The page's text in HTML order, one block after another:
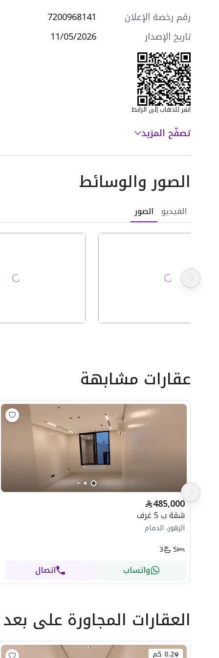
رقم رخصة الإعلان 7200968141
تاريخ الإصدار
11/05/2026
انقر للذهاب إلى الرابط
تصفّح المزيد
الصور والوسائط
الفيديو الصور
عقارات مشابهة
485,000
شقة ب 5 غرف
الزهور، الدمام
5
3
واتساب اتصال
العقارات المجاورة على بعد
0.2 كم